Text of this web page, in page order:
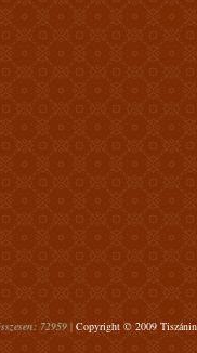
72959 | Copyright © 2009